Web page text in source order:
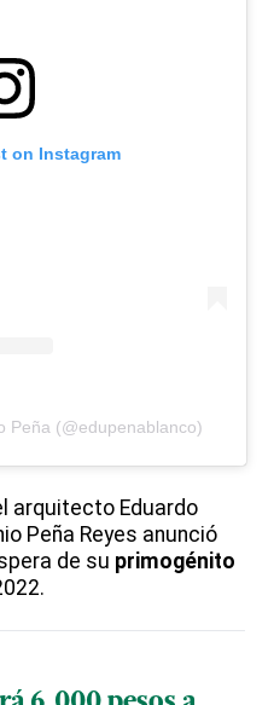
on Instagram
Peña (@edupenablanco)
arquitecto Eduardo
Peña Reyes anunció
de su primogénito